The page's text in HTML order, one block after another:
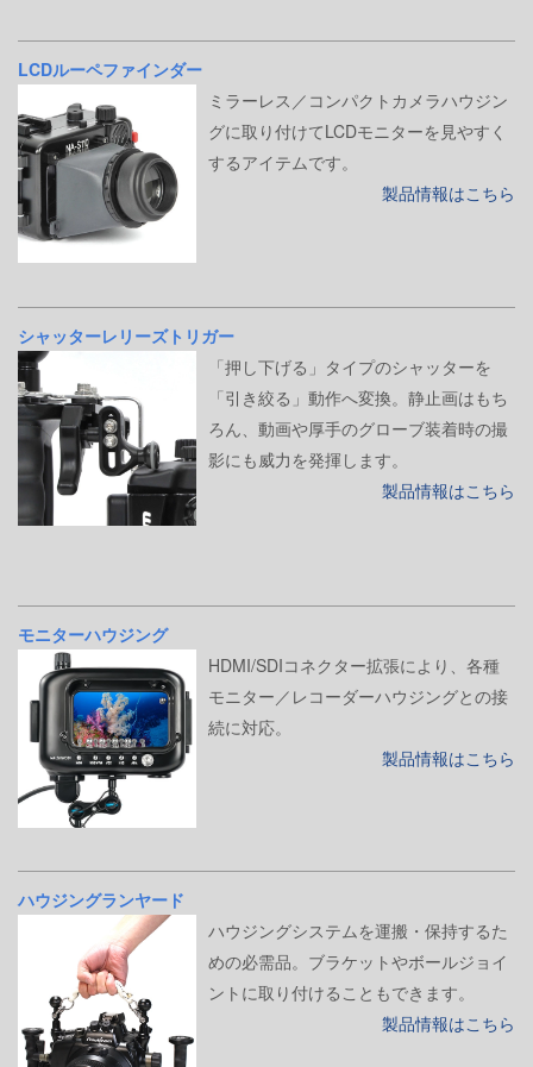
LCDルーペファインダー
ミラーレス／コンパクトカメラハウジン
グに取り付けてLCDモニターを見やすく
するアイテムです。
製品情報はこちら
シャッターレリーズトリガー
「押し下げる」タイプのシャッターを
「引き絞る」動作へ変換。静止画はもち
ろん、動画や厚手のグローブ装着時の撮
影にも威力を発揮します。
製品情報はこちら
モニターハウジング
HDMI/SDIコネクター拡張により、各種
モニター／レコーダーハウジングとの接
続に対応。
製品情報はこちら
ハウジングランヤード
ハウジングシステムを運搬・保持するた
めの必需品。ブラケットやボールジョイ
ントに取り付けることもできます。
製品情報はこちら